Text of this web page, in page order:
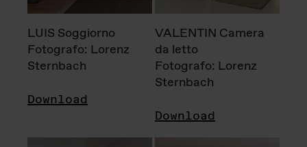
LUIS Soggiorno
Fotografo: Lorenz
Sternbach
Download
VALENTIN Camera
da letto
Fotografo: Lorenz
Sternbach
Download